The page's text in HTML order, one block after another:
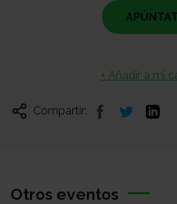
+ Añadir a mi
Compartir:
Otros eventos